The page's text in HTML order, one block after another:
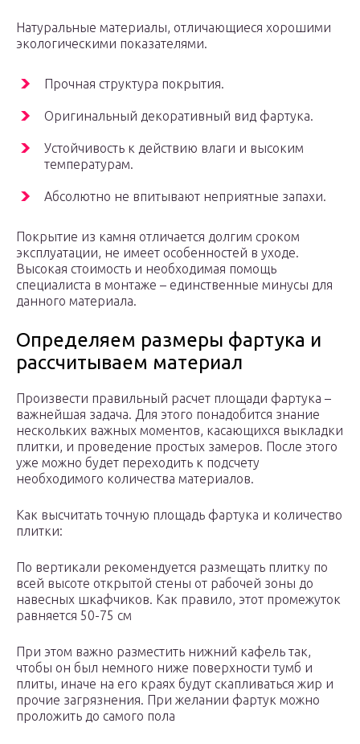
Натуральные материалы, отличающиеся хорошими
экологическими показателями.
Прочная структура покрытия.
Оригинальный декоративный вид фартука.
Устойчивость к действию влаги и высоким
температурам.
Абсолютно не впитывают неприятные запахи.
Покрытие из камня отличается долгим сроком
эксплуатации, не имеет особенностей в уходе.
Высокая стоимость и необходимая помощь
специалиста в монтаже – единственные минусы для
данного материала.
Определяем размеры фартука и
рассчитываем материал
Произвести правильный расчет площади фартука –
важнейшая задача. Для этого понадобится знание
нескольких важных моментов, касающихся выкладки
плитки, и проведение простых замеров. После этого
уже можно будет переходить к подсчету
необходимого количества материалов.
Как высчитать точную площадь фартука и количество
плитки:
По вертикали рекомендуется размещать плитку по
всей высоте открытой стены от рабочей зоны до
навесных шкафчиков. Как правило, этот промежуток
равняется 50-75 см
При этом важно разместить нижний кафель так,
чтобы он был немного ниже поверхности тумб и
плиты, иначе на его краях будут скапливаться жир и
прочие загрязнения. При желании фартук можно
проложить до самого пола